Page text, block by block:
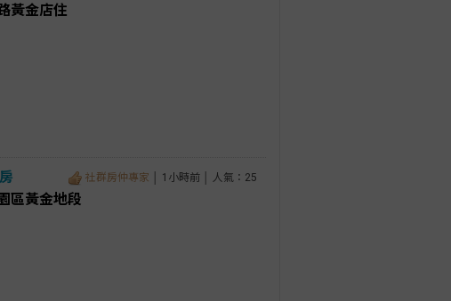
黃金店住
社群房仲專家 │ 1小時前 │ 人氣：25
區黃金地段